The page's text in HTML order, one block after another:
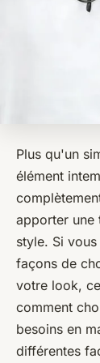
Plus qu'un
élément
apporter une
style. Si
façons de
votre look,
comment
besoins en
différentes